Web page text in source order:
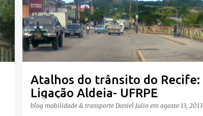
Atalhos do trânsito do Recife:
Ligação Aldeia- UFRPE
blog mobilidade & transporte Daniel Julio em agosto 13, 2013